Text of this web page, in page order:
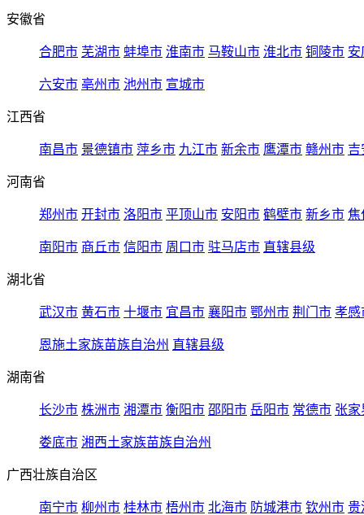
安徽省
合肥市 芜湖市 蚌埠市 淮南市 马鞍山市 淮北市 铜陵市 安
六安市 亳州市 池州市 宣城市
江西省
南昌市 景德镇市 萍乡市 九江市 新余市 鹰潭市 赣州市 吉
河南省
郑州市 开封市 洛阳市 平顶山市 安阳市 鹤壁市 新乡市 焦
南阳市 商丘市 信阳市 周口市 驻马店市 直辖县级
湖北省
武汉市 黄石市 十堰市 宜昌市 襄阳市 鄂州市 荆门市 孝感
恩施土家族苗族自治州 直辖县级
湖南省
长沙市 株洲市 湘潭市 衡阳市 邵阳市 岳阳市 常德市 张家
娄底市 湘西土家族苗族自治州
广西壮族自治区
南宁市 柳州市 桂林市 梧州市 北海市 防城港市 钦州市 贵